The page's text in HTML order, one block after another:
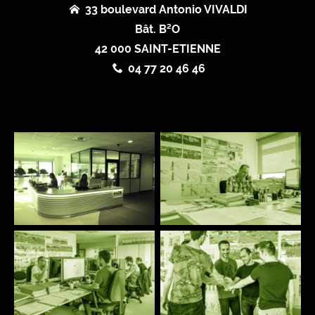
33 boulevard Antonio VIVALDI
Bât. B²O
42 000 SAINT-ETIENNE
04 77 20 46 46